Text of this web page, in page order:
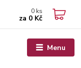
Menu
0 ks
za 0 Kč